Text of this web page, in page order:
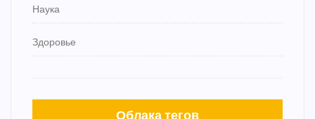
Наука
Здоровье
Облака тегов